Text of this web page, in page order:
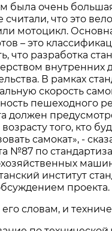
была очень
считали, что это
мотоцикл.
– это
что разработка
внутренних
В рамках
скорость
пешеходного
должен
возрасту того, кто
самокат», -
№87 по
институт
проекта.
его словам, и